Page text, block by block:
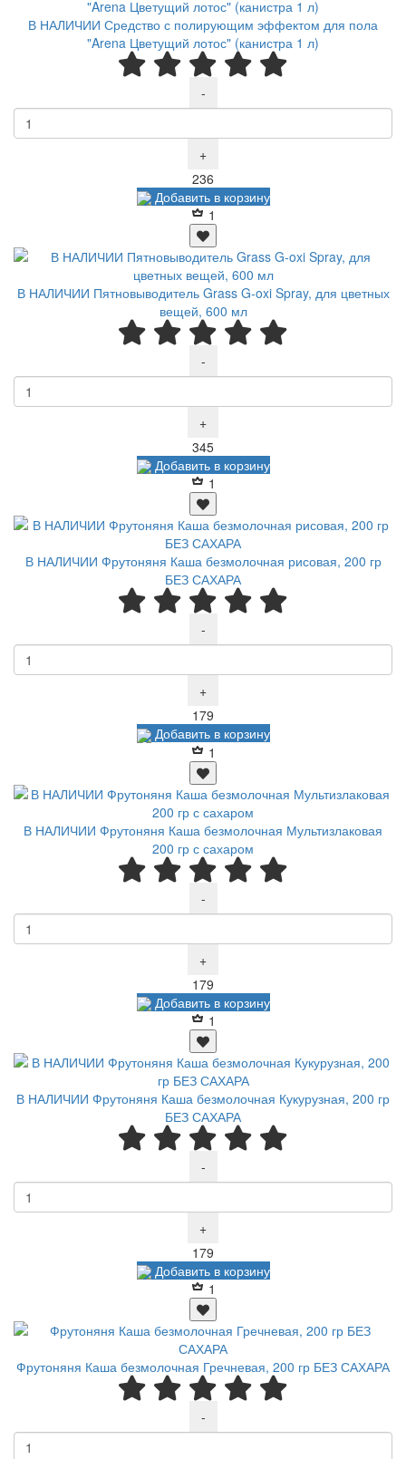
В НАЛИЧИИ Средство с полирующим эффектом для пола
"Arena Цветущий лотос" (канистра 1 л)
-
+
236
Добавить в корзину
1
В НАЛИЧИИ Пятновыводитель Grass G-oxi Spray, для цветных
вещей, 600 мл
-
+
345Р
Добавить в корзину
1
В НАЛИЧИИ Фрутоняня Каша безмолочная рисовая, 200 гр
БЕЗ САХАРА
-
+
179
Добавить в корзину
1
В НАЛИЧИИ Фрутоняня Каша безмолочная Мультизлаковая
200 гр с сахаром
-
+
179
Добавить в корзину
1
В НАЛИЧИИ Фрутоняня Каша безмолочная Кукурузная, 200 гр
БЕЗ САХАРА
-
+
179
Добавить в корзину
1
Фрутоняня Каша безмолочная Гречневая, 200 гр БЕЗ САХАРА
-